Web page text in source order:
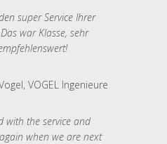
super Service Ihrer
war Klasse, sehr
VOGEL Ingenieure
with the service and
when we are next